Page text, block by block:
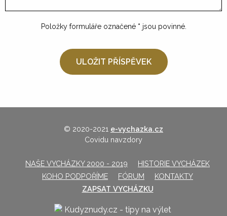
Položky formuláře označené * jsou povinné.
© 2020-2021 e-vychazka.cz
Covidu navzdory
NAŠE VYCHÁZKY 2000 - 2019
HISTORIE VYCHÁZEK
KOHO PODPOŘÍME
FÓRUM
KONTAKTY
ZAPSAT VYCHÁZKU